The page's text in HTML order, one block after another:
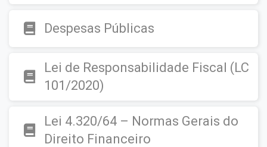
Despesas Públicas
Lei de Responsabilidade Fiscal (LC
101/2020)
Lei 4.320/64 – Normas Gerais do
Direito Financeiro